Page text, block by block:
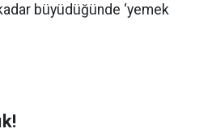
büyüdüğünde ‘yemek